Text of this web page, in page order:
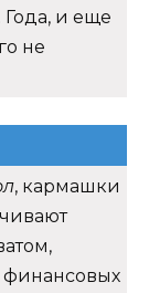
и еще
не
, кармашки
финансовых